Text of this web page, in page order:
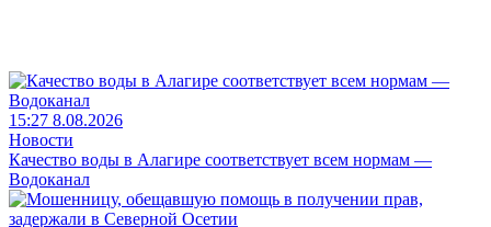
15:27 8.08.2026
Новости
Качество воды в Алагире соответствует всем нормам —
Водоканал